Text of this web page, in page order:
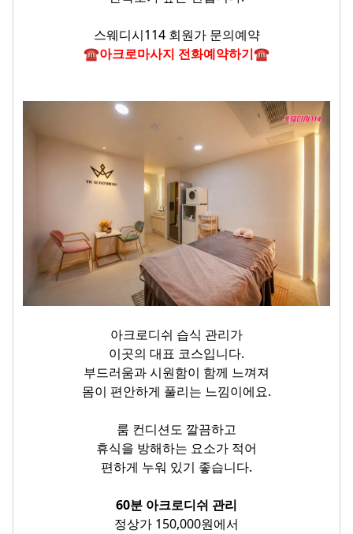
스웨디시114 회원가 문의예약
☎아크로마사지 전화예약하기☎
아크로디쉬 습식 관리가
이곳의 대표 코스입니다.
부드러움과 시원함이 함께 느껴져
몸이 편안하게 풀리는 느낌이에요.
룸 컨디션도 깔끔하고
휴식을 방해하는 요소가 적어
편하게 누워 있기 좋습니다.
60분 아크로디쉬 관리
정상가 150,000원에서